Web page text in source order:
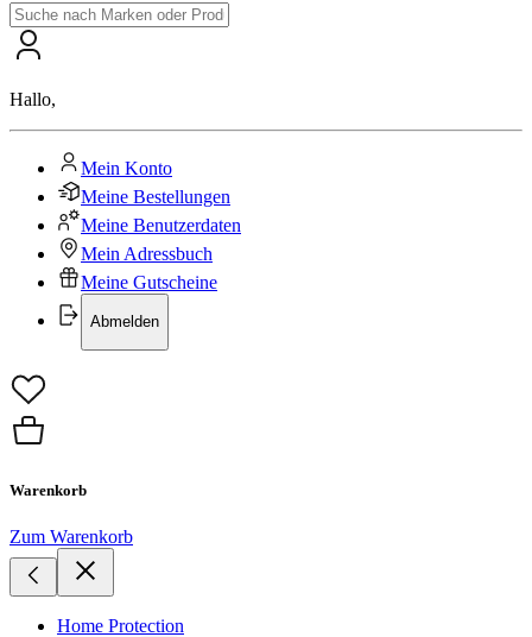
Hallo,
Mein Konto
Meine Bestellungen
Meine Benutzerdaten
Mein Adressbuch
Meine Gutscheine
Abmelden
Warenkorb
Zum Warenkorb
Home Protection